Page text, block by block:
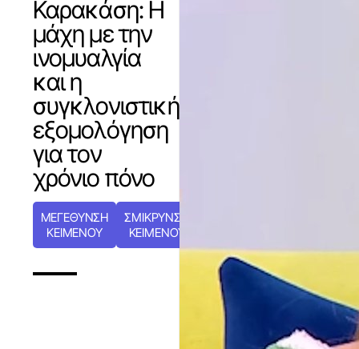
Καρακάση: Η
μάχη με την
ινομυαλγία
και η
συγκλονιστική
εξομολόγηση
για τον
χρόνιο πόνο
ΜΕΓΕΘΥΝΣΗ
ΚΕΙΜΕΝΟΥ
ΣΜΙΚΡΥΝΣΗ
ΚΕΙΜΕΝΟΥ